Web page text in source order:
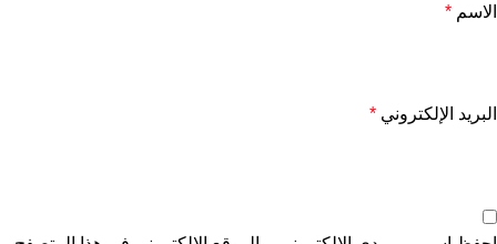
الاسم *
البريد الإلكتروني *